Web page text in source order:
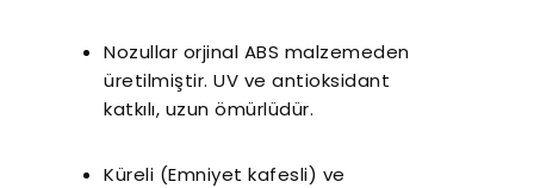
Nozullar orjinal ABS malzemeden
üretilmiştir. UV ve antioksidant
katkılı, uzun ömürlüdür.
Küreli (Emniyet kafesli) ve